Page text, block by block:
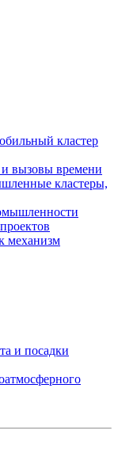
кластер
вызовы времени
кластеры,
механизм
и посадки